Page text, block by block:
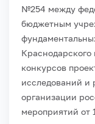
№254 между
бюджетным
конкурсов
исследований и
организации
мероприятий от